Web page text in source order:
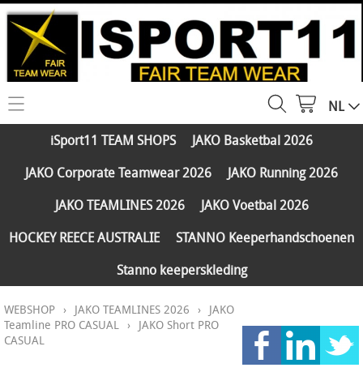
HOME
WEBSHOP
JAKO Running 2026
JAKO TEAMLINES 2026
PARTNERS
Klantengroepen
Verzending - betaling
CONTACT
NL
iSport11 TEAM SHOPS
JAKO Basketbal 2026
JAKO Corporate Teamwear 2026
JAKO Running 2026
JAKO TEAMLINES 2026
JAKO Voetbal 2026
HOCKEY REECE AUSTRALIE
STANNO Keeperhandschoenen
Stanno keeperskleding
WEBSHOP › JAKO TEAMLINES 2026 › JAKO
Teamline PRO CASUAL › JAKO Short PRO
CASUAL